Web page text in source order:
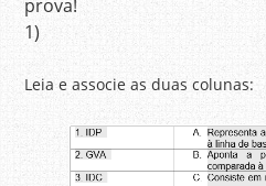
prova!
1)
Leia e associe as duas colunas: